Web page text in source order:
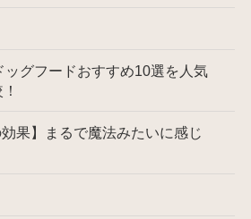
ッグフードおすすめ10選を人気
効果】まるで魔法みたいに感じ